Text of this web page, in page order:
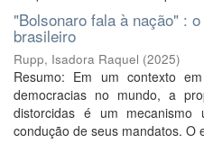
"Bolsonaro fala à nação" :
brasileiro
Rupp, Isadora Raquel (2025)
Resumo: Em um contexto
democracias no mundo, a
distorcidas é um
condução de seus mandatos. O